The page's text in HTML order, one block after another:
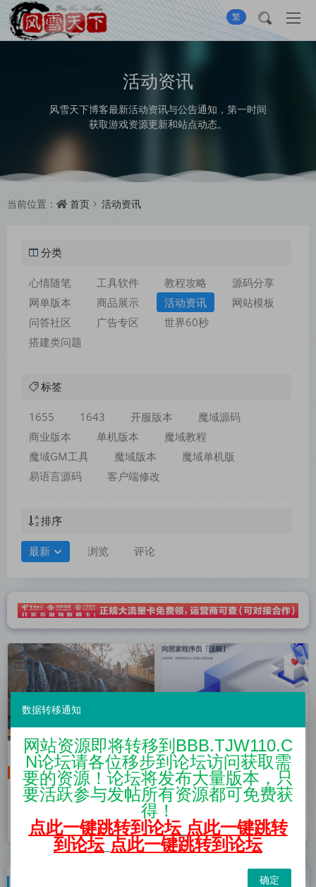
繁
活动资讯
风雪天下博客最新活动资讯与公告通知，第一时间
获取游戏资源更新和站点动态。
当前位置： 首页 活动资讯
分类
心情随笔 工具软件 教程攻略
源码分享
网单版本
商品展示 活动资讯
网站模板
问答社区
广告专区
世界60秒
搭建类问题
标签
1655 1643 开服版本
魔域源码
商业版本
单机版本
魔域教程
魔域GM工具
魔域版本
魔域单机版
易语言源码
客户端修改
排序
最新 浏览 评论
172号卡 流量卡代理
电信卡代理
什么是172号卡分销系统？
172号卡分销系统怎么注
册？平台靠谱吗？
2023-06-13 活动资讯
云服务 腾讯云
阿里云
0元撸腾讯云轻量服务器一个
月 可以用来挂机 建站 开服
2022-03-17 活动资讯
数据转移通知
网站资源即将转移到BBB.TJW110.C
N论坛请各位移步到论坛访问获取需
要的资源！论坛将发布大量版本，只
要活跃参与发帖所有资源都可免费获
得！
点此一键跳转到论坛 点此一键跳转
到论坛 点此一键跳转到论坛
确定